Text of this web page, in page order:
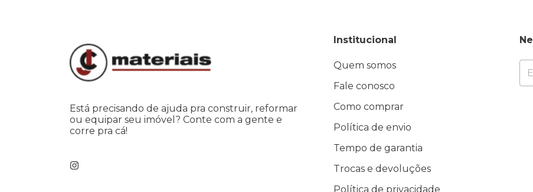
Está precisando de ajuda pra construir, reformar
ou equipar seu imóvel? Conte com a gente e
corre pra cá!
Institucional
Quem somos
Fale conosco
Como comprar
Política de envio
Tempo de garantia
Trocas e devoluções
Política de privacidade